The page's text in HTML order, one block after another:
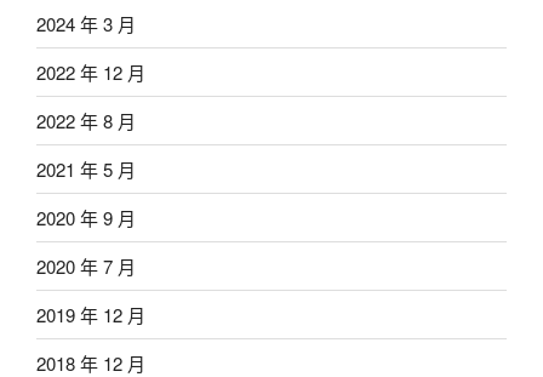
2024 年 3 月
2022 年 12 月
2022 年 8 月
2021 年 5 月
2020 年 9 月
2020 年 7 月
2019 年 12 月
2018 年 12 月